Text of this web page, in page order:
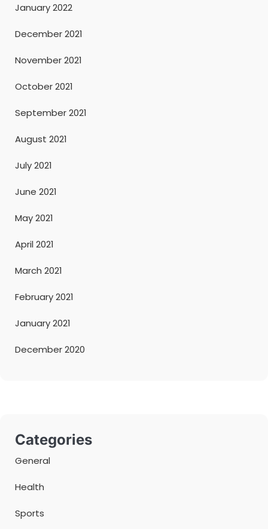
January 2022
December 2021
November 2021
October 2021
September 2021
August 2021
July 2021
June 2021
May 2021
April 2021
March 2021
February 2021
January 2021
December 2020
Categories
General
Health
Sports